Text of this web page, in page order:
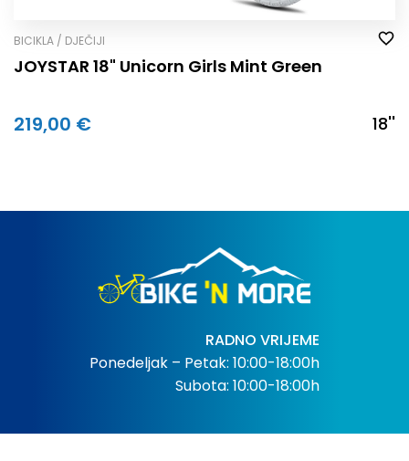
BICIKLA / DJEČIJI
JOYSTAR 18" Unicorn Girls Mint Green
219,00 € 18''
RADNO VRIJEME
Ponedeljak – Petak: 10:00-18:00h
Subota: 10:00-18:00h